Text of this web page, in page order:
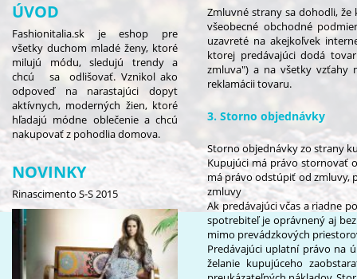
ÚVOD
Fashionitalia.sk je eshop pre
všetky duchom mladé ženy, ktoré
milujú módu, sledujú trendy a
chcú sa odlišovať. Vznikol ako
odpoveď na narastajúci dopyt
aktívnych, moderných žien, ktoré
hľadajú módne oblečenie a chcú
nakupovať z pohodlia domova.
NOVINKY
Rinascimento S-S 2015
Zmluvné strany sa dohodli,
všeobecné obchodné
uzavreté na akejkoľvek
ktorej predávajúci dodá
zmluva") a na všetky vzťahy
reklamácii tovaru.
3. Storno objednávky
Storno objednávky zo strany
Kupujúci má právo stornovať
má právo odstúpiť od zmluvy,
zmluvy
Ak predávajúci včas a riadne
spotrebiteľ je oprávnený aj
mimo prevádzkových
Predávajúci uplatní právo na
želanie kupujúceho